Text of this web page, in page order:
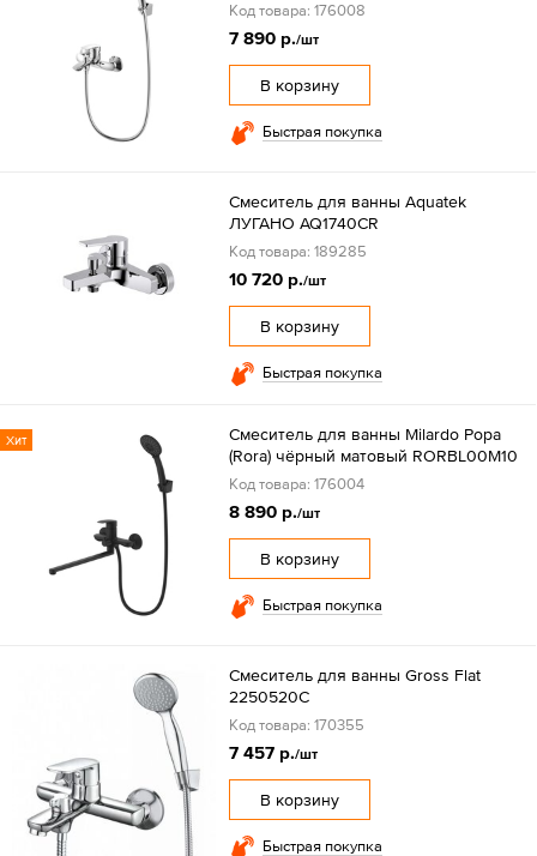
Код товара: 176008
7 890 р./шт
В корзину
Быстрая покупка
Смеситель для ванны Aquatek
ЛУГАНО AQ1740CR
Код товара: 189285
10 720 р./шт
В корзину
Быстрая покупка
Хит
Смеситель для ванны Milardo Рора
(Rora) чёрный матовый RORBL00M10
Код товара: 176004
8 890 р./шт
В корзину
Быстрая покупка
Смеситель для ванны Gross Flat
2250520C
Код товара: 170355
7 457 р./шт
В корзину
Быстрая покупка